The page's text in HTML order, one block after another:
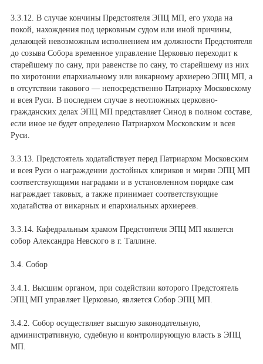
3.3.12. В случае кончины Предстоятеля ЭПЦ МП, его ухода на
покой, нахождения под церковным судом или иной причины,
делающей невозможным исполнением им должности Предстоятеля
до созыва Собора временное управление Церковью переходит к
старейшему по сану, при равенстве по сану, то старейшему из них
по хиротонии епархиальному или викарному архиерею ЭПЦ МП, а
в отсутствии такового — непосредственно Патриарху Московскому
и всея Руси. В последнем случае в неотложных церковно-
гражданских делах ЭПЦ МП представляет Синод в полном составе,
если иное не будет определено Патриархом Московским и всея
Руси.
3.3.13. Предстоятель ходатайствует перед Патриархом Московским
и всея Руси о награждении достойных клириков и мирян ЭПЦ МП
соответствующими наградами и в установленном порядке сам
награждает таковых, а также принимает соответствующие
ходатайства от викарных и епархиальных архиереев.
3.3.14. Кафедральным храмом Предстоятеля ЭПЦ МП является
собор Александра Невского в г. Таллине.
3.4. Собор
3.4.1. Высшим органом, при содействии которого Предстоятель
ЭПЦ МП управляет Церковью, является Собор ЭПЦ МП.
3.4.2. Собор осуществляет высшую законодательную,
административную, судебную и контролирующую власть в ЭПЦ
МП.